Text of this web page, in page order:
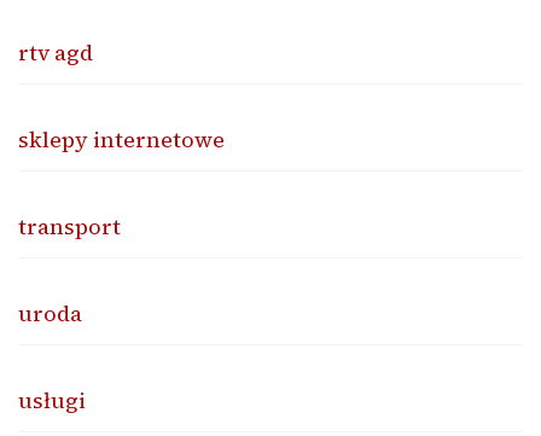
rtv agd
sklepy internetowe
transport
uroda
usługi